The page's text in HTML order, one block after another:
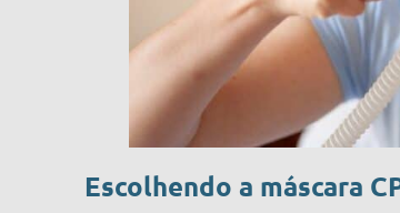
Escolhendo a máscara